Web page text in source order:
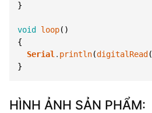
}
void loop( )
{
Serial . println(digitalRead (
}
HÌNH ẢNH SẢN PHẨM: